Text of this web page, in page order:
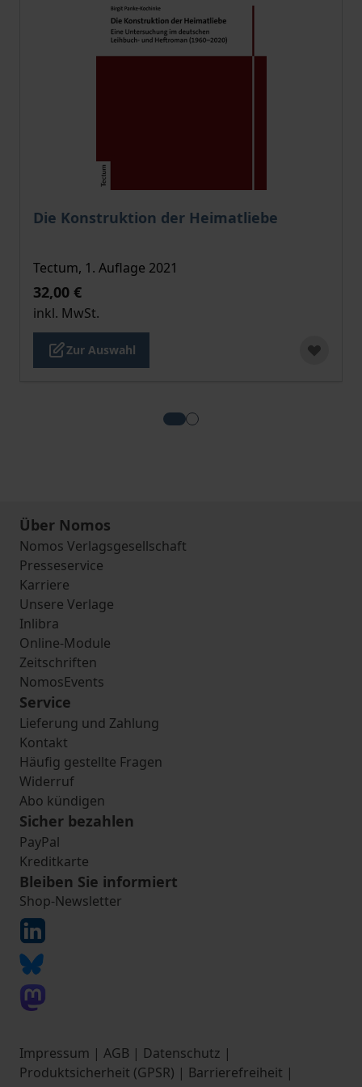
Die Konstruktion der Heimatliebe
Der Preis dieses Titels richtet sich nach der
Tectum, 1. Auflage 2021
32,00 €
inkl. MwSt.
Zur Auswahl
View more about Die
View more about
Über Nomos
Nomos Verlagsgesellschaft
Presseservice
Karriere
Unsere Verlage
Inlibra
Online-Module
Zeitschriften
NomosEvents
Service
Lieferung und Zahlung
Kontakt
Häufig gestellte Fragen
Widerruf
Abo kündigen
Sicher bezahlen
PayPal
Kreditkarte
Bleiben Sie informiert
Shop-Newsletter
Impressum | AGB | Datenschutz |
Produktsicherheit (GPSR) | Barrierefreiheit |